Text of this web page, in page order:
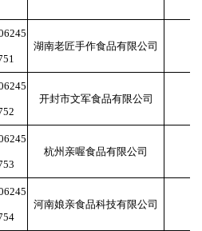
湖南老匠手作食品有限公司
开封市文军食品有限公司
杭州亲喔食品有限公司
河南娘亲食品科技有限公司